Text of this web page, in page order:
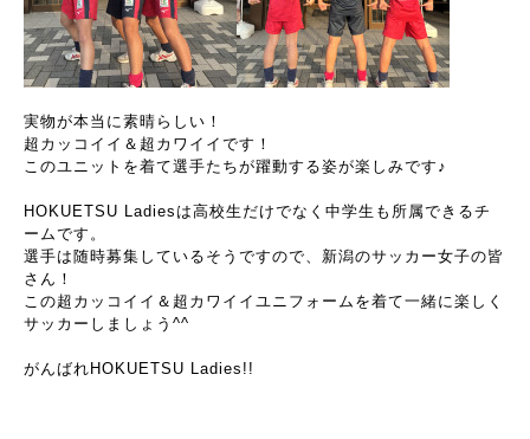
実物が本当に素晴らしい！
超カッコイイ＆超カワイイです！
このユニットを着て選手たちが躍動する姿が楽しみです♪
HOKUETSU Ladiesは高校生だけでなく中学生も所属できるチ
ームです。
選手は随時募集しているそうですので、新潟のサッカー女子の皆
さん！
この超カッコイイ＆超カワイイユニフォームを着て一緒に楽しく
サッカーしましょう^^
がんばれHOKUETSU Ladies!!